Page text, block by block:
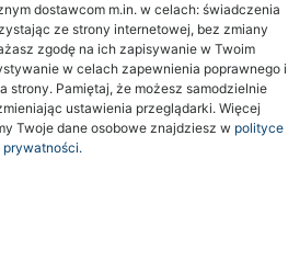
dostawcom m.in. w celach: świadczenia
ze strony internetowej, bez zmiany
zgodę na ich zapisywanie w Twoim
w celach zapewnienia poprawnego i
strony. Pamiętaj, że możesz samodzielnie
ustawienia przeglądarki. Więcej
Twoje dane osobowe znajdziesz w polityce
prywatności.